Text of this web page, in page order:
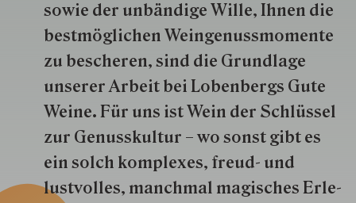
so­wie der un­bän­dige Wille, Ihnen die
best­mög­lich­en Wein­genuss­momente
zu besche­ren, sind die Grund­lage
unserer Arbeit bei Lobenbergs Gute
Weine. Für uns ist Wein der Schlüs­sel
zur Genuss­kultur – wo sonst gibt es
ein solch kom­plexes, freud- und
lustvolles, manchmal ma­gisch­es Er­le­